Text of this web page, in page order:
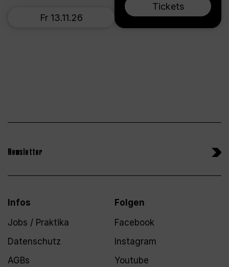
Tickets
Fr 13.11.26
Newsletter
Infos
Jobs / Praktika
Datenschutz
AGBs
Folgen
Facebook
Instagram
Youtube